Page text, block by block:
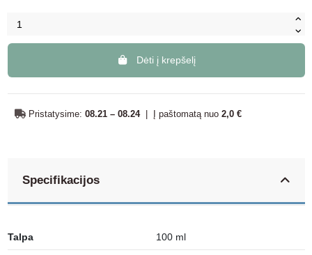
Dėti į krepšelį
Pristatysime: 08.21 – 08.24 | Į paštomatą nuo 2,0 €
Specifikacijos
Talpa 100 ml